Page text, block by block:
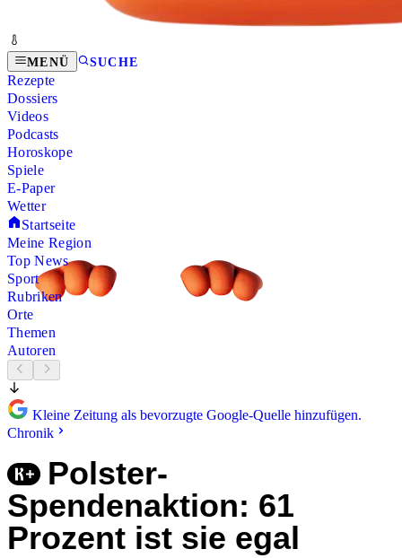
MENÜ SUCHE
Rezepte
Dossiers
Videos
Podcasts
Horoskope
Spiele
E-Paper
Wetter
Startseite
Meine Region
Top News
Sport
Rubriken
Orte
Themen
Autoren
Kleine Zeitung als bevorzugte Google-Quelle hinzufügen.
Chronik
Polster-
Spendenaktion: 61
Prozent ist sie egal